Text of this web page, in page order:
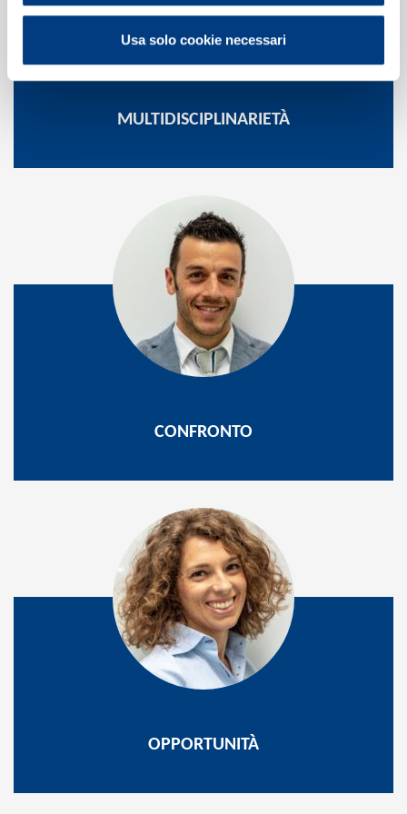
Usa solo cookie necessari
MULTIDISCIPLINARIETÀ
CONFRONTO
OPPORTUNITÀ